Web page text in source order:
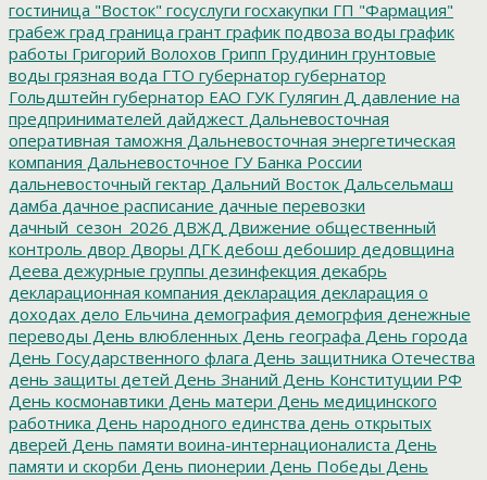
гостиница "Восток" госуслуги госхакупки ГП "Фармация"
грабеж град граница грант график подвоза воды график
работы Григорий Волохов Грипп Грудинин грунтовые
воды грязная вода ГТО губернатор губернатор
Гольдштейн губернатор ЕАО ГУК Гулягин Д давление на
предпринимателей дайджест Дальневосточная
оперативная таможня Дальневосточная энергетическая
компания Дальневосточное ГУ Банка России
дальневосточный гектар Дальний Восток Дальсельмаш
дамба дачное расписание дачные перевозки
дачный_сезон_2026 ДВЖД Движение общественный
контроль двор Дворы ДГК дебош дебошир дедовщина
Деева дежурные группы дезинфекция декабрь
декларационная компания декларация декларация о
доходах дело Ельчина демография демогрфия денежные
переводы День влюбленных День географа День города
День Государственного флага День защитника Отечества
день защиты детей День Знаний День Конституции РФ
День космонавтики День матери День медицинского
работника День народного единства день открытых
дверей День памяти воина-интернационалиста День
памяти и скорби День пионерии День Победы День